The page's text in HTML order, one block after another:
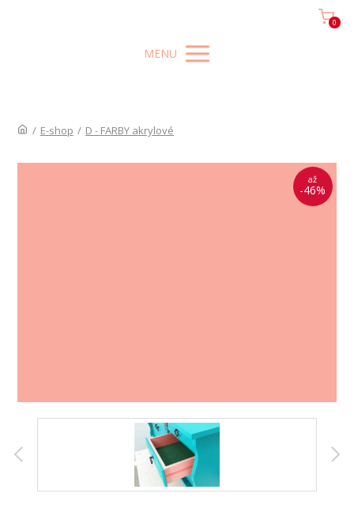
0
MENU
/ E-shop / D - FARBY akrylové
až
-46%